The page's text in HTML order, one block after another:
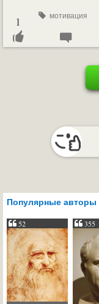
мотивация
1
Популярные авторы
52 355